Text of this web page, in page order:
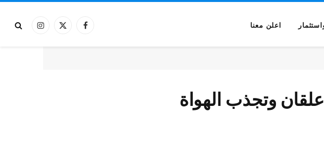
اعلن معنا فيسبوكX
الانستغرام
وتجذب الهواة